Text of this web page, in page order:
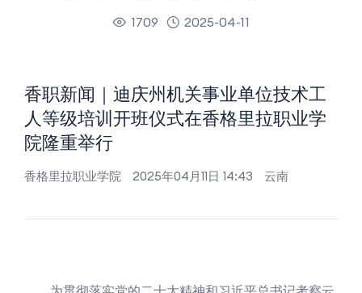
1709 2025-04-11
香职新闻｜迪庆州机关事业单位技术工
人等级培训开班仪式在香格里拉职业学
院隆重举行
香格里拉职业学院 2025年04月11日 14:43 云南